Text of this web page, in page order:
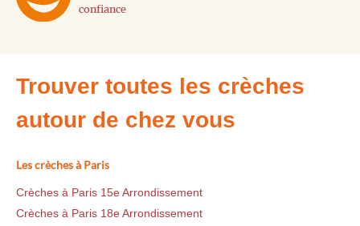
confiance
Trouver toutes les crèches
autour de chez vous
Les crèches à Paris
Crèches à Paris 15e Arrondissement
Crèches à Paris 18e Arrondissement